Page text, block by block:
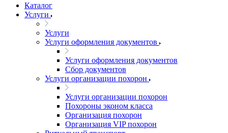
Каталог
Услуги
Услуги
Услуги оформления документов
Услуги оформления документов
Сбор документов
Услуги организации похорон
Услуги организации похорон
Похороны эконом класса
Организация похорон
Организация VIP похорон